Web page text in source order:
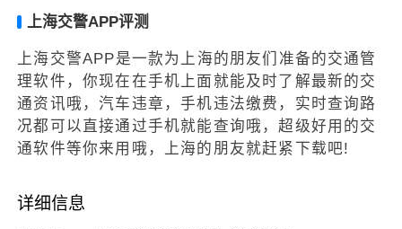
上海交警APP评测
上海交警APP是一款为上海的朋友们准备的交通管
理软件，你现在在手机上面就能及时了解最新的交
通资讯哦，汽车违章，手机违法缴费，实时查询路
况都可以直接通过手机就能查询哦，超级好用的交
通软件等你来用哦，上海的朋友就赶紧下载吧!
详细信息